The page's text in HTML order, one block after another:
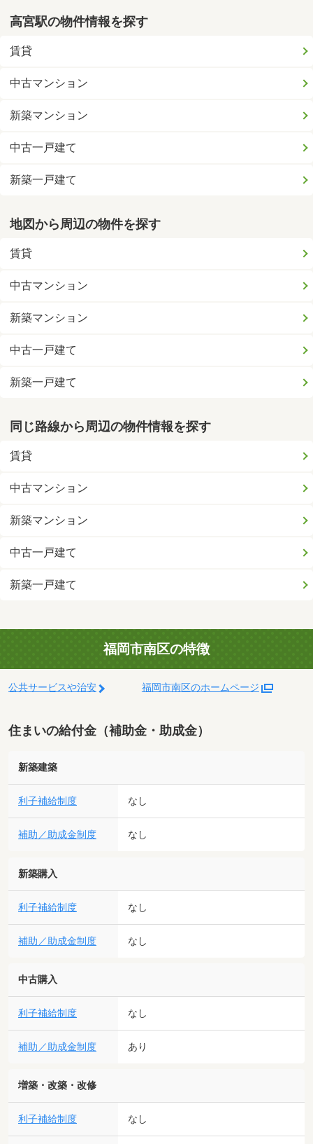
高宮駅の物件情報を探す
賃貸
中古マンション
新築マンション
中古一戸建て
新築一戸建て
地図から周辺の物件を探す
賃貸
中古マンション
新築マンション
中古一戸建て
新築一戸建て
同じ路線から周辺の物件情報を探す
賃貸
中古マンション
新築マンション
中古一戸建て
新築一戸建て
福岡市南区の特徴
公共サービスや治安 福岡市南区のホームページ
住まいの給付金（補助金・助成金）
新築建築
利子補給制度 なし
補助／助成金制度 なし
新築購入
利子補給制度 なし
補助／助成金制度 なし
中古購入
利子補給制度 なし
補助／助成金制度 あり
増築・改築・改修
利子補給制度 なし